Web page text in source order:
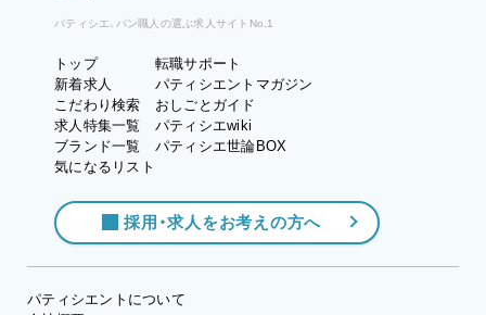
パティシエ、パン職人の選ぶ求人サイトNo.1
トップ
新着求人
こだわり検索
求人特集一覧
ブランド一覧
気になるリスト
転職サポート
パティシエントマガジン
おしごとガイド
パティシエwiki
パティシエ世論BOX
採用・求人をお考えの方へ
パティシエントについて